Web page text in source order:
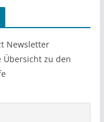
Newsletter
zu den